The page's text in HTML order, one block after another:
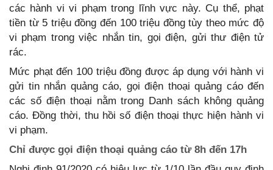
các hành vi vi phạm trong lĩnh vực này. Cụ thể, phạt
tiền từ 5 triệu đồng đến 100 triệu đồng tùy theo mức độ
vi phạm trong việc nhắn tin, gọi điện, gửi thư điện tử
rác.
Mức phạt đến 100 triệu đồng được áp dụng với hành vi
gửi tin nhắn quảng cáo, gọi điện thoại quảng cáo đến
các số điện thoại nằm trong Danh sách không quảng
cáo. Đồng thời, thu hồi số điện thoại thực hiện hành vi
vi phạm.
Chỉ được gọi điện thoại quảng cáo từ 8h đến 17h